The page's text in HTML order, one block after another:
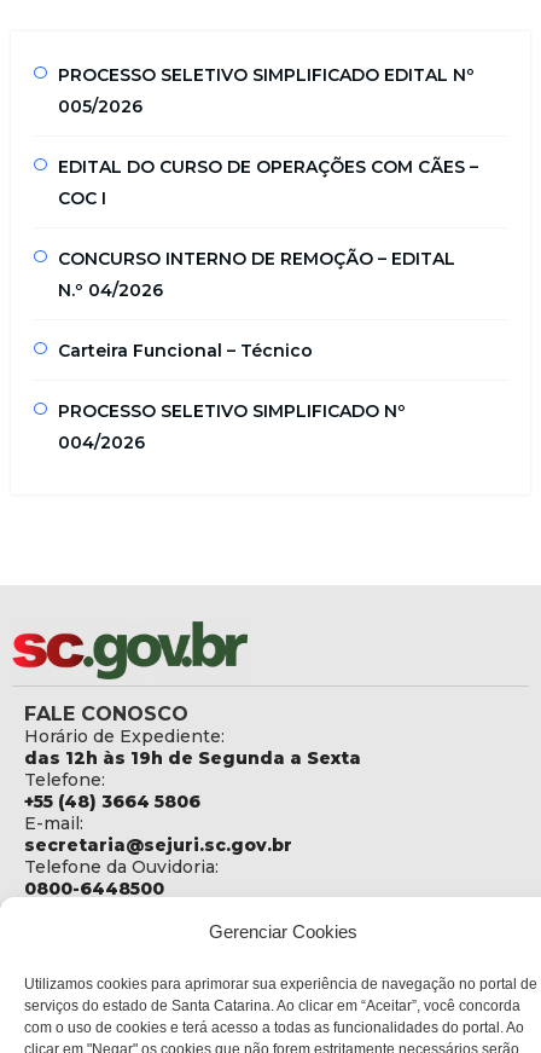
Gerenciar Cookies
Utilizamos cookies para aprimorar sua experiência de navegação no portal de
serviços do estado de Santa Catarina. Ao clicar em “Aceitar”, você concorda
com o uso de cookies e terá acesso a todas as funcionalidades do portal. Ao
clicar em "Negar" os cookies que não forem estritamente necessários serão
PROCESSO SELETIVO SIMPLIFICADO EDITAL Nº
005/2026
EDITAL DO CURSO DE OPERAÇÕES COM CÃES –
COC I
CONCURSO INTERNO DE REMOÇÃO – EDITAL
N.º 04/2026
Carteira Funcional – Técnico
PROCESSO SELETIVO SIMPLIFICADO Nº
004/2026
FALE CONOSCO
Horário de Expediente:
das 12h às 19h de Segunda a Sexta
Telefone:
+55 (48) 3664 5806
E-mail:
secretaria@sejuri.sc.gov.br
Telefone da Ouvidoria:
0800-6448500
Social
Rua Fúlvio Aducci, 1214 - Loja 06
Bairro: